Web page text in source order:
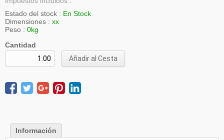
Estado del stock : En Stock
Dimensiones : xx
Peso : 0kg
Cantidad
Añadir al Cesta
Información